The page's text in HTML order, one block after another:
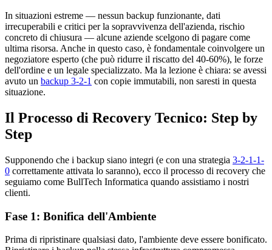
In situazioni estreme — nessun backup funzionante, dati
irrecuperabili e critici per la sopravvivenza dell'azienda, rischio
concreto di chiusura — alcune aziende scelgono di pagare come
ultima risorsa. Anche in questo caso, è fondamentale coinvolgere un
negoziatore esperto (che può ridurre il riscatto del 40-60%), le forze
dell'ordine e un legale specializzato. Ma la lezione è chiara: se avessi
avuto un backup 3-2-1 con copie immutabili, non saresti in questa
situazione.
Il Processo di Recovery Tecnico: Step by
Step
Supponendo che i backup siano integri (e con una strategia 3-2-1-1-
0 correttamente attivata lo saranno), ecco il processo di recovery che
seguiamo come BullTech Informatica quando assistiamo i nostri
clienti.
Fase 1: Bonifica dell'Ambiente
Prima di ripristinare qualsiasi dato, l'ambiente deve essere bonificato.